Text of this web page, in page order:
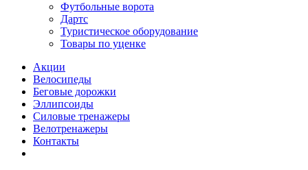
Футбольные ворота
Дартс
Туристическое оборудование
Товары по уценке
Акции
Велосипеды
Беговые дорожки
Эллипсоиды
Силовые тренажеры
Велотренажеры
Контакты